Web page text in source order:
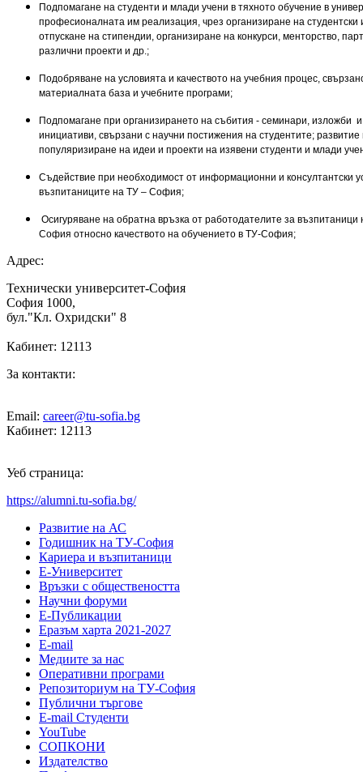
Подпомагане на студенти и млади учени в тяхното обучение в
професионалната им реализация, чрез организиране на студентски
отпускане на стипендии, организиране на конкурси, менторство,
различни проекти и др.;
Подобряване на условията и качеството на учебния процес,
материалната база и учебните програми;
Подпомагане при организирането на събития - семинари, изложби и
инициативи, свързани с научни постижения на студентите; развитие
популяризиране на идеи и проекти на изявени студенти и млади
Съдействие при необходимост от информационни и консултантски
възпитаниците на ТУ – София;
Осигуряване на обратна връзка от работодателите за възпитаници
София относно качеството на обучението в ТУ-София;
Адрес:
Технически университет-София
София 1000,
бул."Кл. Охридски" 8
Кабинет: 12113
За контакти:
Email: career@tu-sofia.bg
Кабинет: 12113
Уеб страница:
https://alumni.tu-sofia.bg/
Развитие на АС
Годишник на ТУ-София
Кариера и възпитаници
Е-Университет
Връзки с обществеността
Научни форуми
Е-Публикации
Еразъм харта 2021-2027
E-mail
Медиите за нас
Оперативни програми
Репозиториум на ТУ-София
Публични търгове
Е-mail Студенти
YouTube
СОПКОНИ
Издателство